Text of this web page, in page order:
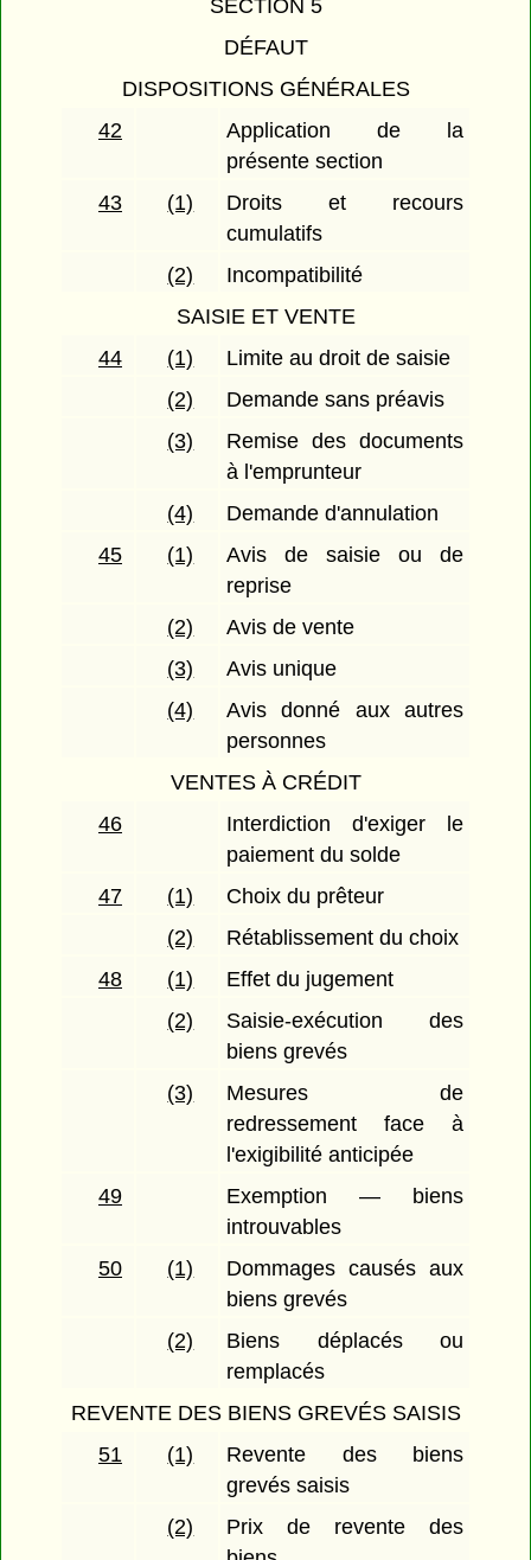
SECTION 5
DÉFAUT
DISPOSITIONS GÉNÉRALES
42
Application de la
présente section
43
(1)
Droits et recours
cumulatifs
(2)
Incompatibilité
SAISIE ET VENTE
44
(1)
Limite au droit de saisie
(2)
Demande sans préavis
(3)
Remise des documents
à l'emprunteur
(4)
Demande d'annulation
45
(1)
Avis de saisie ou de
reprise
(2)
Avis de vente
(3)
Avis unique
(4)
Avis donné aux autres
personnes
VENTES À CRÉDIT
46
Interdiction d'exiger le
paiement du solde
47
(1)
Choix du prêteur
(2)
Rétablissement du choix
48
(1)
Effet du jugement
(2)
Saisie-exécution des
biens grevés
(3)
Mesures de
redressement face à
l'exigibilité anticipée
49
Exemption — biens
introuvables
50
(1)
Dommages causés aux
biens grevés
(2)
Biens déplacés ou
remplacés
REVENTE DES BIENS GREVÉS SAISIS
51
(1)
Revente des biens
grevés saisis
(2)
Prix de revente des